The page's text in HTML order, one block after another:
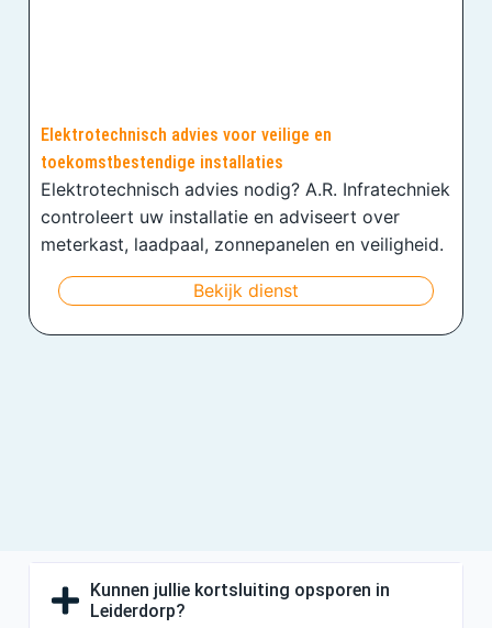
Elektrotechnisch advies voor veilige en
toekomstbestendige installaties
Elektrotechnisch advies nodig? A.R. Infratechniek
controleert uw installatie en adviseert over
meterkast, laadpaal, zonnepanelen en veiligheid.
Bekijk dienst
Kunnen jullie kortsluiting opsporen in
Leiderdorp?